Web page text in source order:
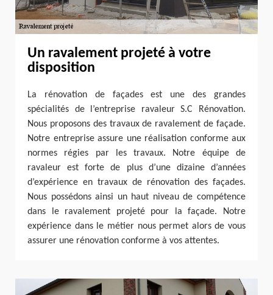
Un ravalement projeté à votre
disposition
La rénovation de façades est une des grandes
spécialités de l’entreprise ravaleur S.C Rénovation.
Nous proposons des travaux de ravalement de façade.
Notre entreprise assure une réalisation conforme aux
normes régies par les travaux. Notre équipe de
ravaleur est forte de plus d’une dizaine d’années
d’expérience en travaux de rénovation des façades.
Nous possédons ainsi un haut niveau de compétence
dans le ravalement projeté pour la façade. Notre
expérience dans le métier nous permet alors de vous
assurer une rénovation conforme à vos attentes.